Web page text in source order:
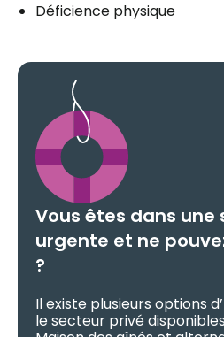
Déficience physique
Vous êtes dans une
urgente et ne
?
Il existe plusieurs options
le secteur privé